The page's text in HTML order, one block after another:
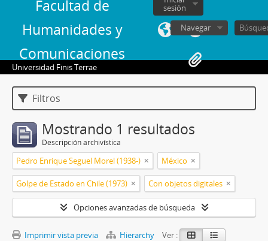
Facultad de
Humanidades y
Comunicaciones
sesión
Navegar
Universidad Finis Terrae
Filtros
Mostrando 1 resultados
Descripción archivística
Pedro Enrique Seguel Morel (1938-) México
Golpe de Estado en Chile (1973) Con objetos digitales
Opciones avanzadas de búsqueda
Imprimir vista previa Hierarchy
Ver :